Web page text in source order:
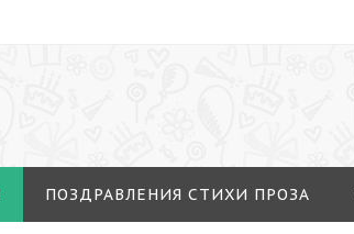
ПОЗДРАВЛЕНИЯ СТИХИ ПРОЗА